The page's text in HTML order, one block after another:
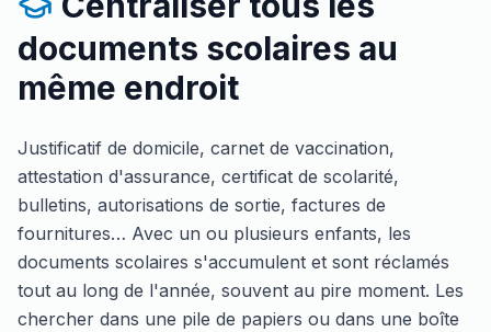
documents scolaires au
même endroit
Justificatif de domicile, carnet de vaccination,
attestation d'assurance, certificat de scolarité,
bulletins, autorisations de sortie, factures de
fournitures… Avec un ou plusieurs enfants, les
documents scolaires s'accumulent et sont réclamés
tout au long de l'année, souvent au pire moment. Les
chercher dans une pile de papiers ou dans une boîte